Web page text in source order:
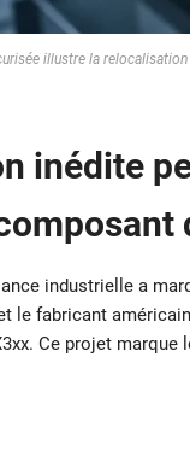
illustre la
inédite
industrielle a
le fabricant américain
Ce projet marque